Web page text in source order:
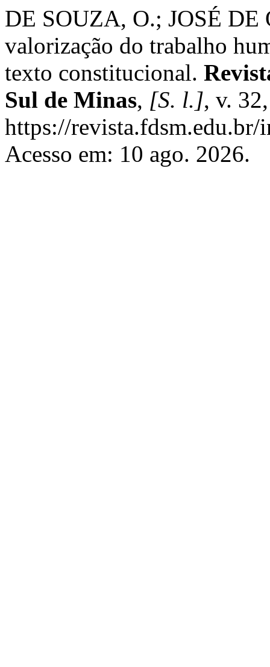
DE SOUZA, O.; JOSÉ
valorização do trabalho
texto constitucional.
Sul de Minas, [S. l.], v.
https://
Acesso em: 10 ago. 2026.